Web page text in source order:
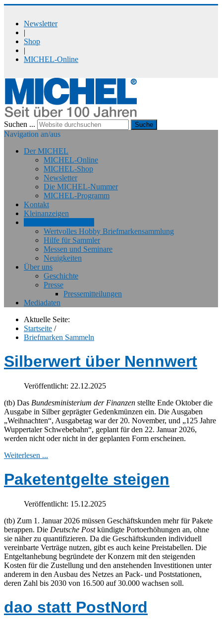
Newsletter
|
Shop
|
MICHEL-Online
Suchen ... Suche
Navigation an/aus
Der MICHEL
MICHEL-Online
MICHEL-Shop
Newsletter
Die MICHEL-Nummer
MICHEL-Programm
Kontakt
Kleinanzeigen
Wertvolles Hobby Briefmarkensammlung
Hilfe für Sammler
Messen und Seminare
Neuigkeiten
Über uns
Geschichte
Presse
Pressemitteilungen
Mediadaten
Aktuelle Seite:
Startseite /
Briefmarken Sammeln
Silberwert über Nennwert
Veröffentlicht: 22.12.2025
(tb) Das Bundesministerium der Finanzen stellte Ende Oktober die
Ausgabe in Silber geprägter Gedenkmünzen ein. Die Ausgaben
„Weihnachten“, Ausgabetag war der 20. November, und „125 Jahre
Wuppertaler Schwebebahn“, geplant für den 22. Januar 2026,
werden nicht oder nicht in der geplanten Form erscheinen.
Weiterlesen ...
Paketentgelte steigen
Veröffentlicht: 15.12.2025
(tb) Zum 1. Januar 2026 müssen Geschäftskunden mehr für Pakete
berappen. Die Deutsche Postkündigte Portoerhöhungen an, ohne
sie näher zu quantifizieren. Da die Geschäftskunden individuell
vereinbarte Verträge nutzen, gibt es auch keine Preistabellen. Die
Entgeltanhebung begründete der Konzern mit den steigenden
Kosten für die Zustellung und den anstehenden Investitionen unter
anderem in den Ausbau des Netzes an Pack- und Poststationen,
deren Zahl bis 2030 von 16.500 auf 30.000 wachsen soll.
dao statt PostNord